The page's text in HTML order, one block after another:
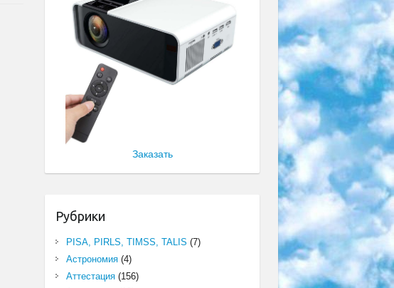
Заказать
Рубрики
PISA, PIRLS, TIMSS, TALIS (7)
Астрономия(4)
Аттестация(156)